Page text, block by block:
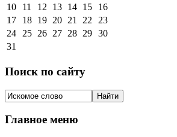
10
11 12 13 14 15
16
17
18 19 20 21 22
23
24
25 26 27 28 29 30
31
Поиск по сайту
Главное меню